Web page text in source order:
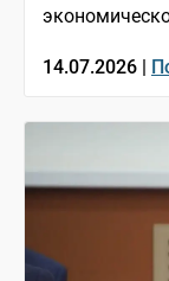
14.07.2026 |